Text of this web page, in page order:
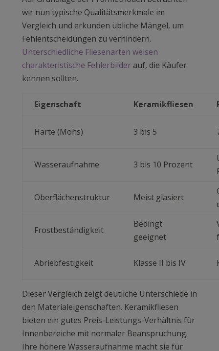
wir nun typische Qualitätsmerkmale im
Vergleich und erkunden übliche Mängel, um
Fehlentscheidungen zu verhindern.
Unterschiedliche Fliesenarten weisen
charakteristische Fehlerbilderauf, die Käufer
kennen sollten.
Eigenschaft Keramikfliesen
Härte (Mohs) 3 bis 5
Wasseraufnahme 3 bis 10 Prozent
Oberflächenstruktur Meist glasiert
Frostbeständigkeit
Bedingt
geeignet
Abriebfestigkeit Klasse II bis IV
Dieser Vergleich zeigt deutliche Unterschiede in
den Materialeigenschaften. Keramikfliesen
bieten ein gutes Preis-Leistungs-Verhältnis für
Innenbereiche mit normaler Beanspruchung.
Ihre höhere Wasseraufnahme macht sie für